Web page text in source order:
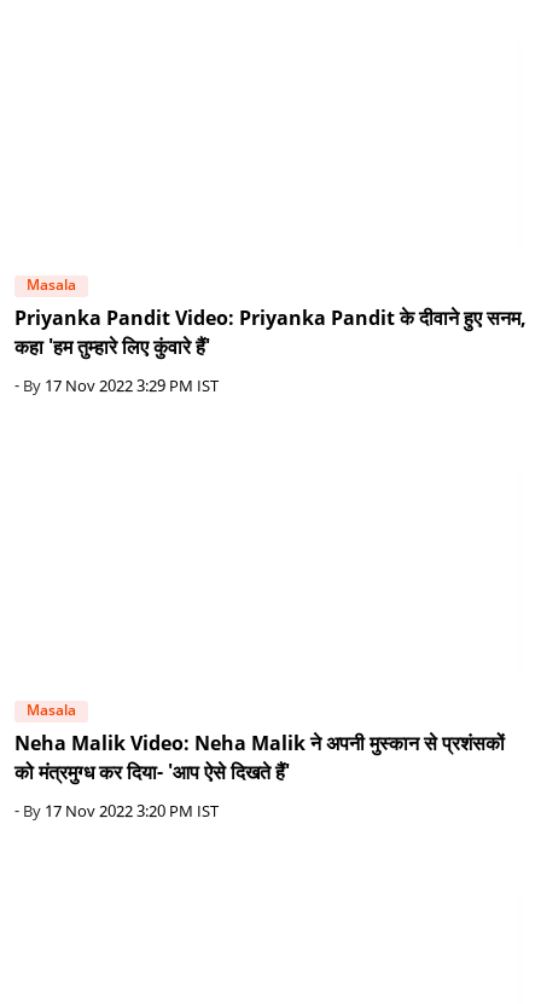
Masala
Priyanka Pandit Video: Priyanka Pandit के दीवाने हुए सनम,
कहा 'हम तुम्हारे लिए कुंवारे हैं'
- By 17 Nov 2022 3:29 PM IST
Masala
Neha Malik Video: Neha Malik ने अपनी मुस्कान से प्रशंसकों
को मंत्रमुग्ध कर दिया- 'आप ऐसे दिखते हैं'
- By 17 Nov 2022 3:20 PM IST